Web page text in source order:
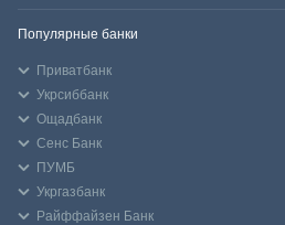
Популярные банки
Приватбанк
Укрсиббанк
Ощадбанк
Сенс Банк
ПУМБ
Укргазбанк
Райффайзен Банк